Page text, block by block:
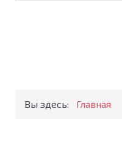
Вы здесь: Главная